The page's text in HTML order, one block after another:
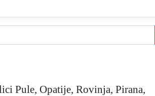
Pule, Opatije, Rovinja, Pirana,